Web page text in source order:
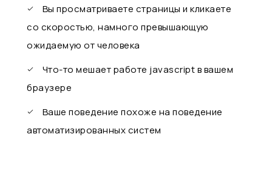
Вы просматриваете страницы и кликаете
со скоростью, намного превышающую
ожидаемую от человека
Что-то мешает работе javascript в вашем
браузере
Ваше поведение похоже на поведение
автоматизированных систем